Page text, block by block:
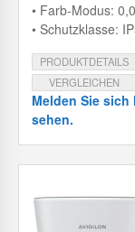
• Farb-Modus:
• Schutzklasse:
PRODUKTDETAILS
VERGLEICHEN
Melden Sie
sehen.